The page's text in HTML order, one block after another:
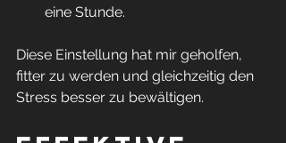
eine Stunde.
Diese Einstellung hat mir geholfen,
fitter zu werden und gleichzeitig den
Stress besser zu bewältigen.